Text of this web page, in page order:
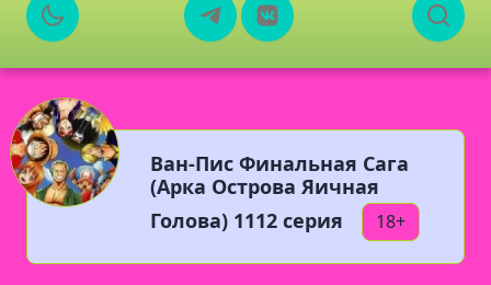
Ван-Пис Финальная Сага
(Арка Острова Яичная
Голова) 1112 серия
18+